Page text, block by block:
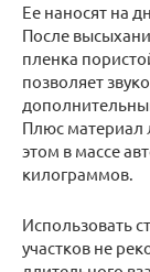
Ее наносят на
После
пленка
позволяет
Плюс материал
этом в массе
килограммов.
Использовать
участков не